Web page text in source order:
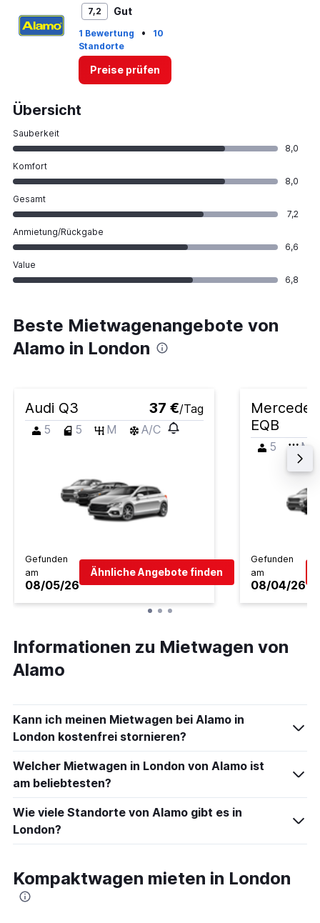
7,2 Gut
1 Bewertung •
10
Standorte
Preise prüfen
Übersicht
Sauberkeit
8,0
Komfort
8,0
Gesamt
7,2
Anmietung/Rückgabe
6,6
Value
6,8
Beste Mietwagenangebote von
Alamo in London
Audi Q3 37 €/Tag
5
5 M A/C
Gefunden
am
08/05/26
Ähnliche Angebote finden
EQB
5 M
Gefunden
am
08/04/26
Informationen zu Mietwagen von
Alamo
Kann ich meinen Mietwagen bei Alamo in
London kostenfrei stornieren?
Welcher Mietwagen in London von Alamo ist
am beliebtesten?
Wie viele Standorte von Alamo gibt es in
London?
Kompaktwagen mieten in London